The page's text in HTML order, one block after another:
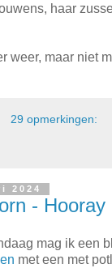
haar
weer, maar niet
29 opmerkingen:
2024
- Hooray
mag ik een
met een met